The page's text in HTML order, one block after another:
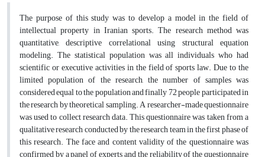
The purpose of this study was to develop a model in the field of
intellectual property in Iranian sports. The research method was
quantitative, descriptive correlational using structural equation
modeling. The statistical population was all individuals who had
scientific or executive activities in the field of sports law. Due to the
limited population of the research, the number of samples was
considered equal to the population and finally 72 people participated in
the research by theoretical sampling. A researcher-made questionnaire
was used to collect research data. This questionnaire was taken from a
qualitative research conducted by the research team in the first phase of
this research. The face and content validity of the questionnaire was